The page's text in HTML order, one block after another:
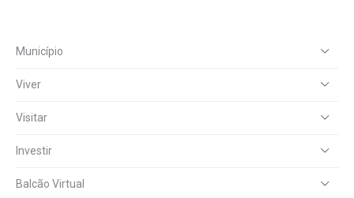
Município
Viver
Visitar
Investir
Balcão Virtual